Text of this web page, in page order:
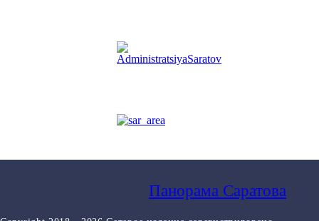
Панорама Саратова